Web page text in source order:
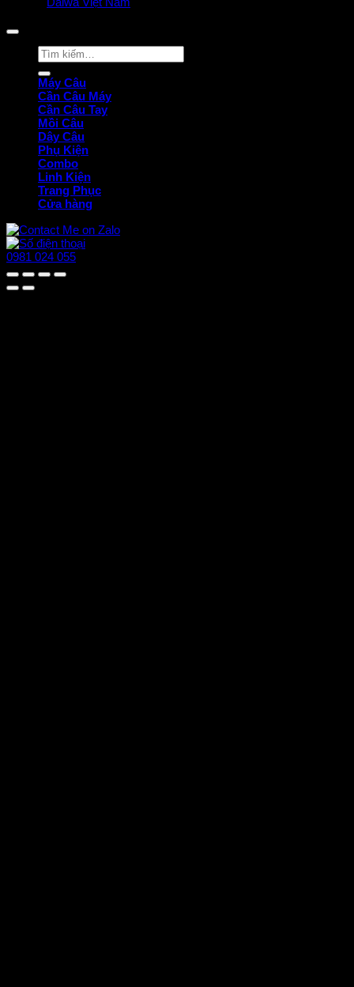
Tìm
kiếm:
Máy Câu
Cần Câu Máy
Cần Câu Tay
Mồi Câu
Dây Câu
Phụ Kiện
Combo
Linh Kiện
Trang Phục
Cửa hàng
0981 024 055